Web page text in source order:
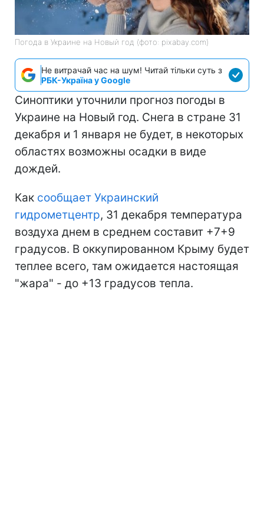
Погода в Украине на Новый год (фото: pixabay.com)
Не витрачай час на шум! Читай тільки суть з
РБК-Україна у Google
Синоптики уточнили прогноз погоды в
Украине на Новый год. Снега в стране 31
декабря и 1 января не будет, в некоторых
областях возможны осадки в виде
дождей.
Как сообщает Украинский
гидрометцентр, 31 декабря температура
воздуха днем в среднем составит +7+9
градусов. В оккупированном Крыму будет
теплее всего, там ожидается настоящая
"жара" - до +13 градусов тепла.